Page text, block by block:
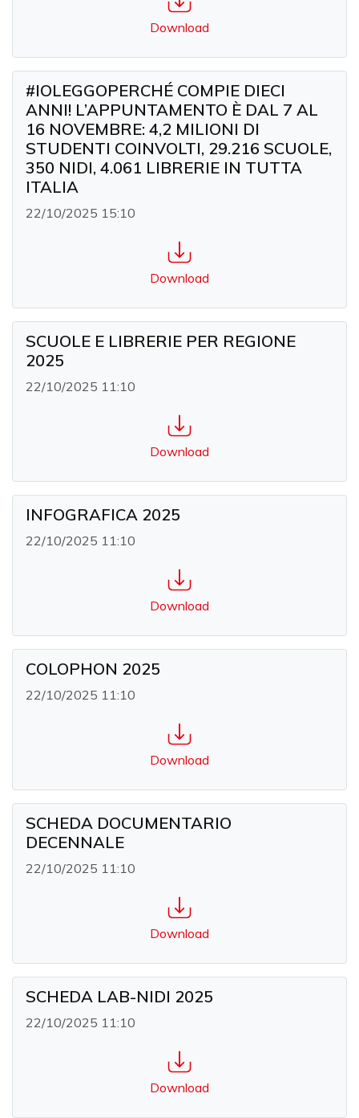
Download
#IOLEGGOPERCHÉ COMPIE DIECI
ANNI! L’APPUNTAMENTO È DAL 7 AL
16 NOVEMBRE: 4,2 MILIONI DI
STUDENTI COINVOLTI, 29.216 SCUOLE,
350 NIDI, 4.061 LIBRERIE IN TUTTA
ITALIA
22/10/2025 15:10
Download
SCUOLE E LIBRERIE PER REGIONE
2025
22/10/2025 11:10
Download
INFOGRAFICA 2025
22/10/2025 11:10
Download
COLOPHON 2025
22/10/2025 11:10
Download
SCHEDA DOCUMENTARIO
DECENNALE
22/10/2025 11:10
Download
SCHEDA LAB-NIDI 2025
22/10/2025 11:10
Download